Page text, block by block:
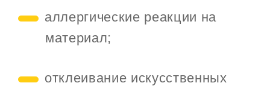
аллергические реакции на
материал;
отклеивание искусственных